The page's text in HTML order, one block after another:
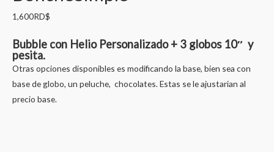
1,600RD$
Bubble con Helio Personalizado + 3 globos 10″ y
pesita.
Otras opciones disponibles es modificando la base, bien sea con
base de globo, un peluche, chocolates. Estas se le ajustarian al
precio base.